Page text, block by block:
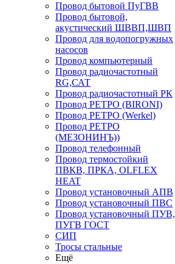
Провод бытовой ПуГВВ
Провод бытовой,
акустический ШВВП,ШВП
Провод для водопогружных
насосов
Провод компьютерный
Провод радиочастотный
RG,САТ
Провод радиочастотный РК
Провод РЕТРО (BIRONI)
Провод РЕТРО (Werkel)
Провод РЕТРО
(МЕЗОНИНЪ))
Провод телефонный
Провод термостойкий
ПВКВ, ПРКА, OLFLEX
HEAT
Провод установочный АПВ
Провод установочный ПВС
Провод установочный ПУВ,
ПУГВ ГОСТ
СИП
Тросы стальные
Ещё